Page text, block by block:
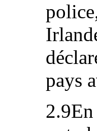
pays